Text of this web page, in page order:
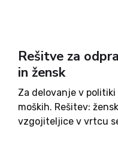
Rešitve za
in žensk
Za delovanje v
moških. Rešitev:
vzgojiteljice v vrtcu